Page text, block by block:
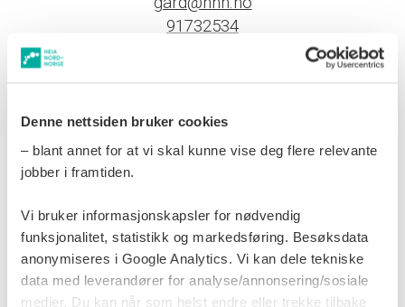
Denne nettsiden bruker cookies
– blant annet for at vi skal kunne vise deg flere relevante
jobber i framtiden.
Vi bruker informasjonskapsler for nødvendig
funksjonalitet, statistikk og markedsføring. Besøksdata
anonymiseres i Google Analytics. Vi kan dele tekniske
data med leverandører for analyse/annonsering/sosiale
medier. Du kan når som helst endre eller trekke tilbake
91732534